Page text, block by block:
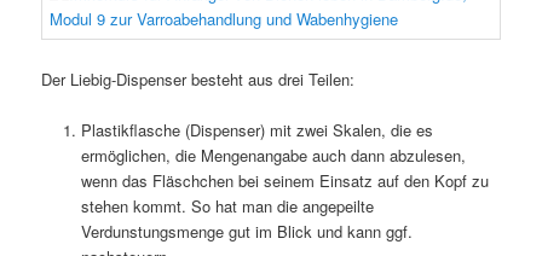
Der Liebig-Dispenser besteht aus drei Teilen:
Plastikflasche (Dispenser) mit zwei Skalen, die es
ermöglichen, die Mengenangabe auch dann abzulesen,
wenn das Fläschchen bei seinem Einsatz auf den Kopf zu
stehen kommt. So hat man die angepeilte
Verdunstungsmenge gut im Blick und kann ggf.